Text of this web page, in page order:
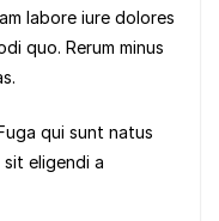
labore iure dolores
quo. Rerum minus
qui sunt natus
eligendi a